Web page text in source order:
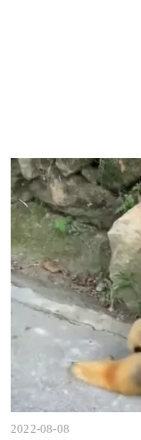
2022-08-08